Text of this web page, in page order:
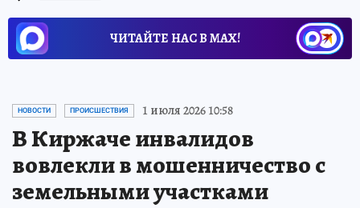
ЧИТАЙТЕ НАС В МАХ!
НОВОСТИ ПРОИСШЕСТВИЯ 1 июля 2026 10:58
В Киржаче инвалидов
вовлекли в мошенничество с
земельными участками